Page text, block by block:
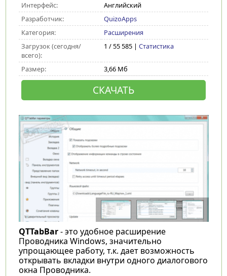
Интерфейс:
Английский
Разработчик:
QuizoApps
Категория:
Расширения
Загрузок (сегодня/
всего):
1 / 55 585 | Статистика
Размер: 3,66 Мб
СКАЧАТЬ
QTTabBar- это удобное расширение
Проводника Windows, значительно
упрощающее работу, т.к. дает возможность
открывать вкладки внутри одного диалогового
окна Проводника.